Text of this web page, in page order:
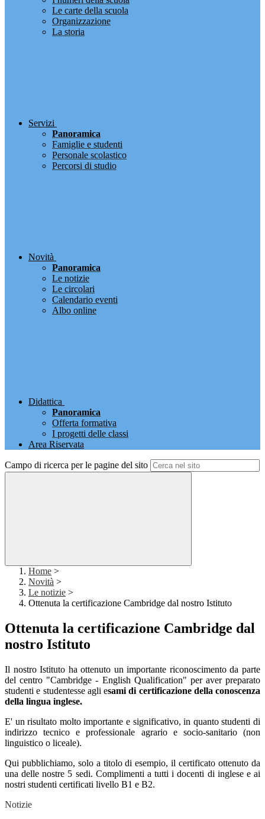
Le carte della scuola
Organizzazione
La storia
Servizi
Panoramica
Famiglie e studenti
Personale scolastico
Percorsi di studio
Novità
Panoramica
Le notizie
Le circolari
Calendario eventi
Albo online
Didattica
Panoramica
Offerta formativa
I progetti delle classi
Area Riservata
Campo di ricerca per le pagine del sito
Home >
Novità >
Le notizie >
Ottenuta la certificazione Cambridge dal nostro Istituto
Ottenuta la certificazione Cambridge dal
nostro Istituto
Il nostro Istituto ha ottenuto un importante riconoscimento da parte
del centro "Cambridge - English Qualification" per aver preparato
studenti e studentesse agli esami di certificazione della conoscenza
della lingua inglese.
E' un risultato molto importante e significativo, in quanto studenti di
indirizzo tecnico e professionale agrario e socio-sanitario (non
linguistico o liceale).
Qui pubblichiamo, solo a titolo di esempio, il certificato ottenuto da
una delle nostre 5 sedi. Complimenti a tutti i docenti di inglese e ai
nostri studenti certificati livello B1 e B2.
Notizie